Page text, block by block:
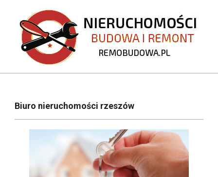
content
REMOBUDOWA.PL
NavigationBiuro nieruchomości rzeszów